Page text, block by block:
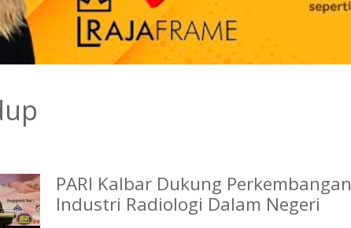
PARI Kalbar Dukung Perkembangan
Industri Radiologi Dalam Negeri